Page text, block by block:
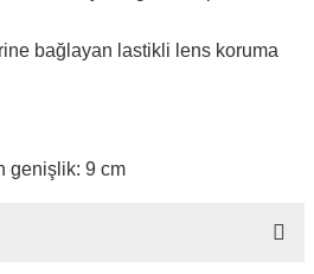
bağlayan lastikli lens koruma
genişlik: 9 cm